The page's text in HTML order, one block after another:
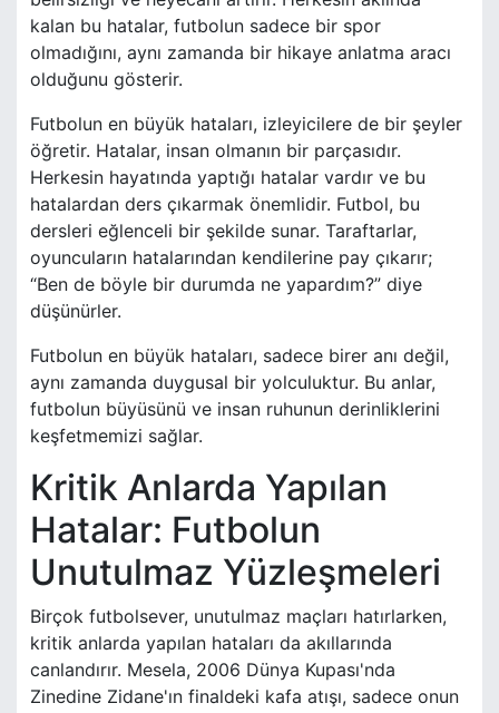
kalan bu hatalar, futbolun sadece bir spor
olmadığını, aynı zamanda bir hikaye anlatma aracı
olduğunu gösterir.
Futbolun en büyük hataları, izleyicilere de bir şeyler
öğretir. Hatalar, insan olmanın bir parçasıdır.
Herkesin hayatında yaptığı hatalar vardır ve bu
hatalardan ders çıkarmak önemlidir. Futbol, bu
dersleri eğlenceli bir şekilde sunar. Taraftarlar,
oyuncuların hatalarından kendilerine pay çıkarır;
“Ben de böyle bir durumda ne yapardım?” diye
düşünürler.
Futbolun en büyük hataları, sadece birer anı değil,
aynı zamanda duygusal bir yolculuktur. Bu anlar,
futbolun büyüsünü ve insan ruhunun derinliklerini
keşfetmemizi sağlar.
Kritik Anlarda Yapılan
Hatalar: Futbolun
Unutulmaz Yüzleşmeleri
Birçok futbolsever, unutulmaz maçları hatırlarken,
kritik anlarda yapılan hataları da akıllarında
canlandırır. Mesela, 2006 Dünya Kupası'nda
Zinedine Zidane'ın finaldeki kafa atışı, sadece onun